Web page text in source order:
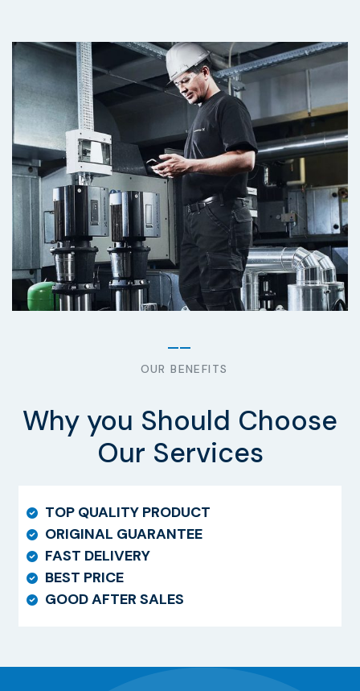
OUR BENEFITS
Why you Should Choose
Our Services
TOP QUALITY PRODUCT
ORIGINAL GUARANTEE
FAST DELIVERY
BEST PRICE
GOOD AFTER SALES